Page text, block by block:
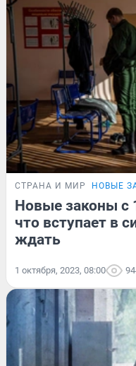
СТРАНА И МИР НОВЫЕ
Новые законы с
что вступает в
ждать
1 октября, 2023, 08:00